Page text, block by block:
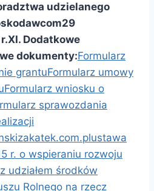
udzielanego
29
XI. Dodatkowe
dokumenty:Formularz
grantuFormularz umowy
Formularz wniosku o
sprawozdania
ustawa
r. o wspieraniu rozwoju
udziałem środków
Rolnego na rzecz